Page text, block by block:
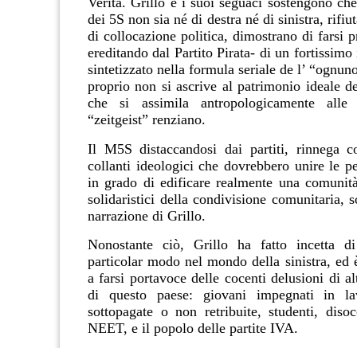
dei 5S non sia né di destra né di sinistra,
di collocazione politica, dimostrano di farsi
ereditando dal Partito Pirata- di un
sintetizzato nella formula seriale de l’
proprio non si ascrive al patrimonio ideale
che si assimila antropologicamente
“zeitgeist” renziano.
Il M5S distaccandosi dai partiti, rinnega
collanti ideologici che dovrebbero unire le
in grado di edificare realmente una
solidaristici della condivisione comunitaria,
narrazione di Grillo.
Nonostante ciò, Grillo ha fatto incetta
particolar modo nel mondo della sinistra, ed
a farsi portavoce delle cocenti delusioni di
di questo paese: giovani impegnati in
sottopagate o non retribuite, studenti,
NEET, e il popolo delle partite IVA.